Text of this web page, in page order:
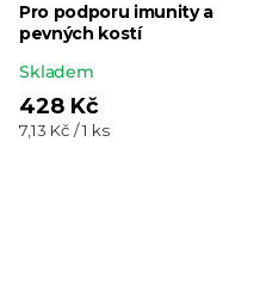
Pro podporu imunity a
pevných kostí
Průměrné
hodnocení
produktu
Skladem
428 Kč
Měrná
7,13 Kč / 1 ks